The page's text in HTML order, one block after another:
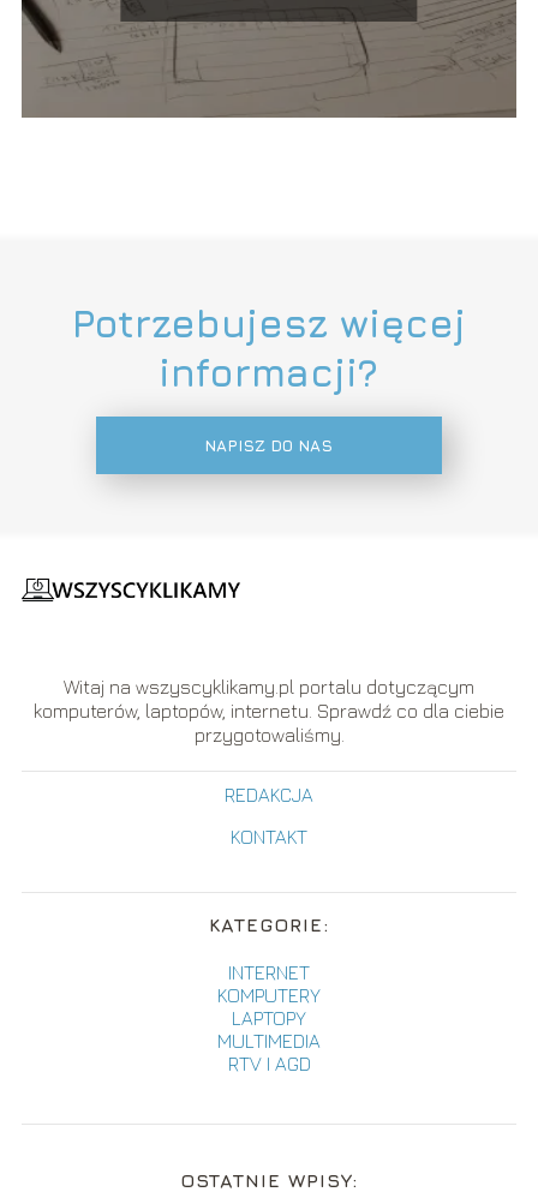
Potrzebujesz więcej
informacji?
NAPISZ DO NAS
Witaj na wszyscyklikamy.pl portalu dotyczącym
komputerów, laptopów, internetu. Sprawdź co dla ciebie
przygotowaliśmy.
REDAKCJA
KONTAKT
KATEGORIE:
INTERNET
KOMPUTERY
LAPTOPY
MULTIMEDIA
RTV I AGD
OSTATNIE WPISY: